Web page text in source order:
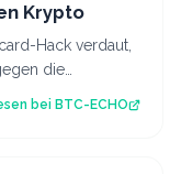
Krypto
Hack verdaut,
die
bei BTC-ECHO